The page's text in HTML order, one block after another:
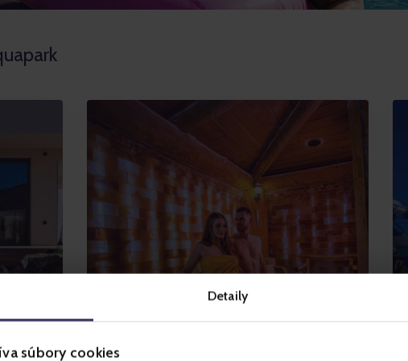
Detaily
súbory cookies
Pihenés és wellness